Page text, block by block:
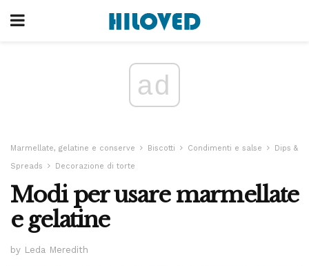
ad
Marmellate, gelatine e conserve Biscotti Condimenti e salse
Dips &
Spreads
Decorazione di torte
Modi per usare marmellate
e gelatine
by Leda Meredith